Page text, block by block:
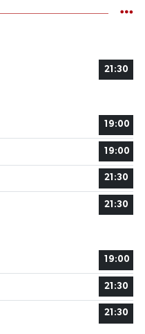
21:30
19:00
19:00
21:30
21:30
19:00
21:30
21:30